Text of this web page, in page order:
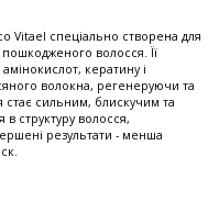
Vitael спеціально створена для
волосся. Її
кератину і
волокна, регенеруючи та
сильним, блискучим та
структуру волосся,
результати - менша